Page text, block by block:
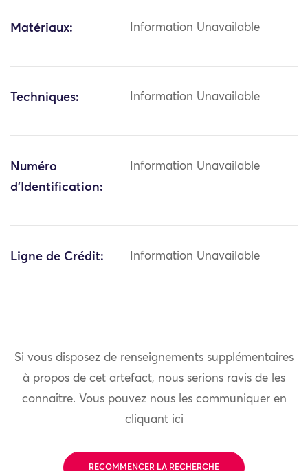
Matériaux: Information Unavailable
Techniques: Information Unavailable
Numéro
d'Identification:
Information Unavailable
Ligne de Crédit: Information Unavailable
Si vous disposez de renseignements supplémentaires
à propos de cet artefact, nous serions ravis de les
connaître. Vous pouvez nous les communiquer en
cliquant ici
RECOMMENCER LA RECHERCHE